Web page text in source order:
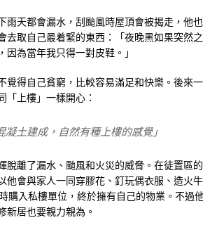
雨天都會漏水，刮颱風時屋頂會被揭走，他
去取自己最着緊的東西：「夜晚黑如果突然
因為當年我只得一對皮鞋。」
覺得自己貧窮，比較容易滿足和快樂。後來
「上樓」一樣開心：
凝土建成，自然有種上樓的感覺」
脫離了漏水、颱風和火災的威脅。在徒置區
他會與家人一同穿膠花、釘玩偶衣服、造火
購入私樓單位，終於擁有自己的物業。不過
新居也要親力親為。